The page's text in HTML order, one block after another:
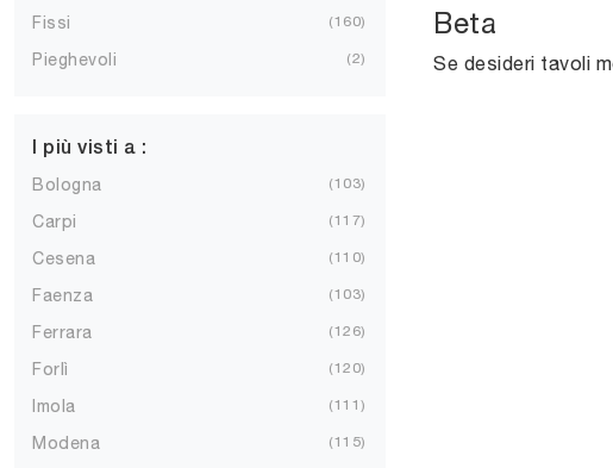
Fissi 160
Pieghevoli 2
I più visti a :
Bologna 103
Carpi 117
Cesena 110
Faenza 103
Ferrara 126
Forlì 120
Imola 111
Modena 115
Beta